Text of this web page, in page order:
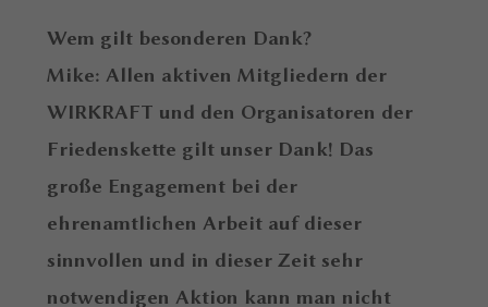
Wem gilt besonderen Dank?
Mike: Allen aktiven Mitgliedern der
WIRKRAFT und den Organisatoren der
Friedenskette gilt unser Dank! Das
große Engagement bei der
ehrenamtlichen Arbeit auf dieser
sinnvollen und in dieser Zeit sehr
notwendigen Aktion kann man nicht